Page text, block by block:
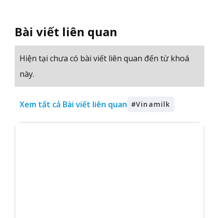
Bài viết liên quan
Hiện tại chưa có bài viết liên quan đến từ khoá
này.
Xem tất cả Bài viết liên quan #Vinamilk